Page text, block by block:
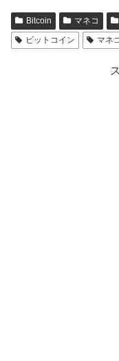
Bitcoin マネコ
ビットコイン
マネ